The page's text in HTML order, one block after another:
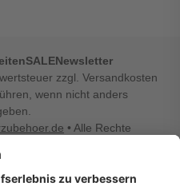
SALENewsletter
zzgl. Versandkosten
wenn nicht anders
• Alle Rechte
Qualität für Ihr Office